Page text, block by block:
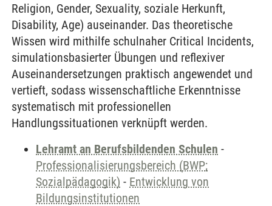
Religion, Gender, Sexuality, soziale Herkunft,
Disability, Age) auseinander. Das theoretische
Wissen wird mithilfe schulnaher Critical Incidents,
simulationsbasierter Übungen und reflexiver
Auseinandersetzungen praktisch angewendet und
vertieft, sodass wissenschaftliche Erkenntnisse
systematisch mit professionellen
Handlungssituationen verknüpft werden.
Lehramt an Berufsbildenden Schulen -
Professionalisierungsbereich (BWP;
Sozialpädagogik) - Entwicklung von
Bildungsinstitutionen